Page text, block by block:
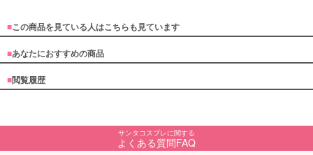
■この商品を見ている人はこちらも見ています
■あなたにおすすめの商品
■閲覧履歴
サンタコスプレに関する
よくある質問FAQ